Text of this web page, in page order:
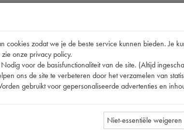
DS
cookies zodat we je de beste service kunnen bieden. Je
onze privacy policy.
voor de basisfunctionaliteit van de site. (Altijd
ons de site te verbeteren door het verzamelen van
gebruikt voor gepersonaliseerde advertenties en
Niet-essentiële weigeren